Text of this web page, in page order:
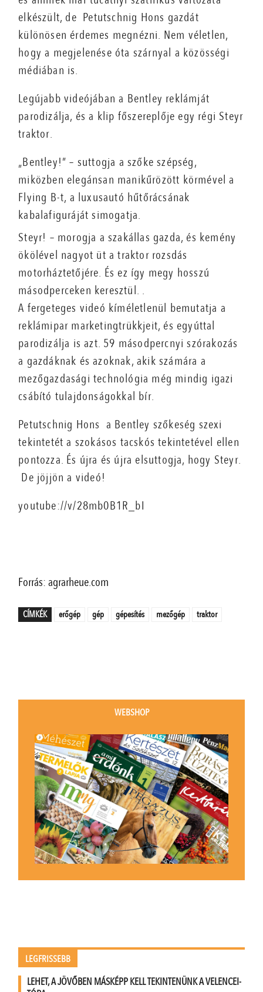
elkészült, de Petutschnig Hons gazdát
különösen érdemes megnézni. Nem véletlen,
hogy a megjelenése óta szárnyal a közösségi
médiában is.
Legújabb videójában a Bentley reklámját
parodizálja, és a klip főszereplője egy régi Steyr
traktor.
„Bentley!” – suttogja a szőke szépség,
miközben elegánsan manikűrözött körmével a
Flying B-t, a luxusautó hűtőrácsának
kabalafiguráját simogatja.
Steyr! – morogja a szakállas gazda, és kemény
ökölével nagyot üt a traktor rozsdás
motorháztetőjére. És ez így megy hosszú
másodperceken keresztül. .
A fergeteges videó kíméletlenül bemutatja a
reklámipar marketingtrükkjeit, és egyúttal
parodizálja is azt. 59 másodpercnyi szórakozás
a gazdáknak és azoknak, akik számára a
mezőgazdasági technológia még mindig igazi
csábító tulajdonságokkal bír.
Petutschnig Hons a Bentley szőkeség szexi
tekintetét a szokásos tacskós tekintetével ellen
pontozza. És újra és újra elsuttogja, hogy Steyr.
De jöjjön a videó!
youtube://v/28mb0B1R_bI
Forrás: agrarheue.com
CÍMKÉK erőgép gép gépesítés mezőgép traktor
WEBSHOP
LEGFRISSEBB
LEHET, A JÖVŐBEN MÁSKÉPP KELL TEKINTENÜNK A VELENCEI-